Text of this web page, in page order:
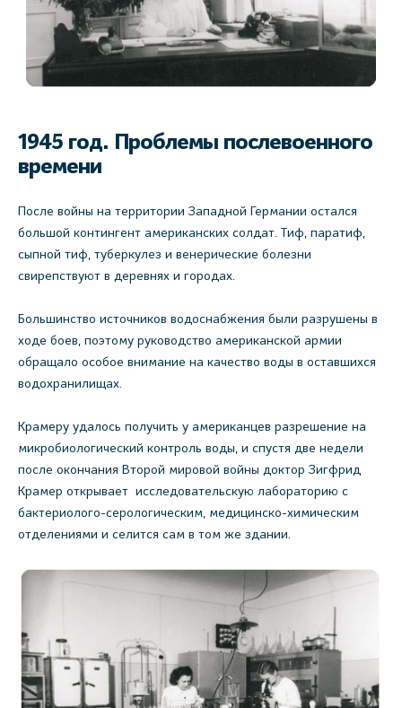
1945 год. Проблемы послевоенного
времени
После войны на территории Западной Германии остался
большой контингент американских солдат. Тиф, паратиф,
сыпной тиф, туберкулез и венерические болезни
свирепствуют в деревнях и городах.
Большинство источников водоснабжения были разрушены в
ходе боев, поэтому руководство американской армии
обращало особое внимание на качество воды в оставшихся
водохранилищах.
Крамеру удалось получить у американцев разрешение на
микробиологический контроль воды, и спустя две недели
после окончания Второй мировой войны доктор Зигфрид
Крамер открывает исследовательскую лабораторию с
бактериолого-серологическим, медицинско-химическим
отделениями и селится сам в том же здании.